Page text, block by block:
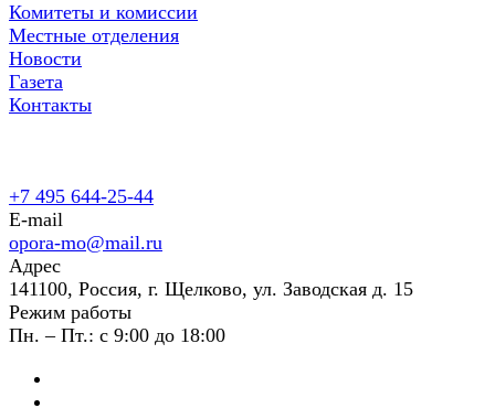
Комитеты и комиссии
Местные отделения
Новости
Газета
Контакты
+7 495 644-25-44
E-mail
opora-mo@mail.ru
Адрес
141100, Россия, г. Щелково, ул. Заводская д. 15
Режим работы
Пн. – Пт.: с 9:00 до 18:00